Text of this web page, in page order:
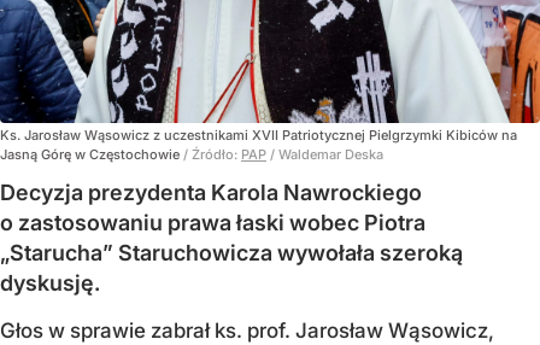
Ks. Jarosław Wąsowicz z uczestnikami XVII Patriotycznej Pielgrzymki Kibiców na
Jasną Górę w Częstochowie / Źródło: PAP / Waldemar Deska
Decyzja prezydenta Karola Nawrockiego
o zastosowaniu prawa łaski wobec Piotra
„Starucha” Staruchowicza wywołała szeroką
dyskusję.
Głos w sprawie zabrał ks. prof. Jarosław Wąsowicz,